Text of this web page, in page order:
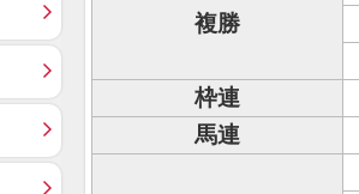
複勝
枠連
馬連